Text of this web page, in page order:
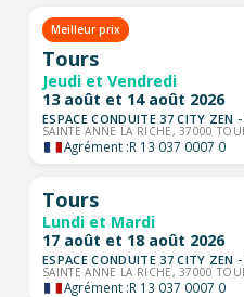
Meilleur prix
Tours
Jeudi et Vendredi
13 août et 14 août 2026
ESPACE CONDUITE 37 CITY ZEN -
SAINTE ANNE LA RICHE, 37000
Agrément :R 13 037 0007 0
Tours
Lundi et Mardi
17 août et 18 août 2026
ESPACE CONDUITE 37 CITY ZEN -
SAINTE ANNE LA RICHE, 37000
Agrément :R 13 037 0007 0